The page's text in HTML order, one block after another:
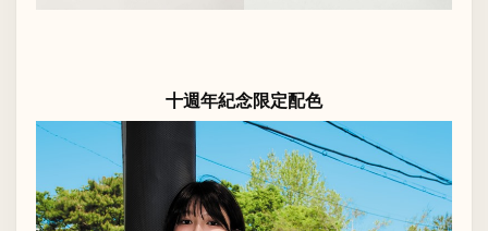
十週年紀念限定配色